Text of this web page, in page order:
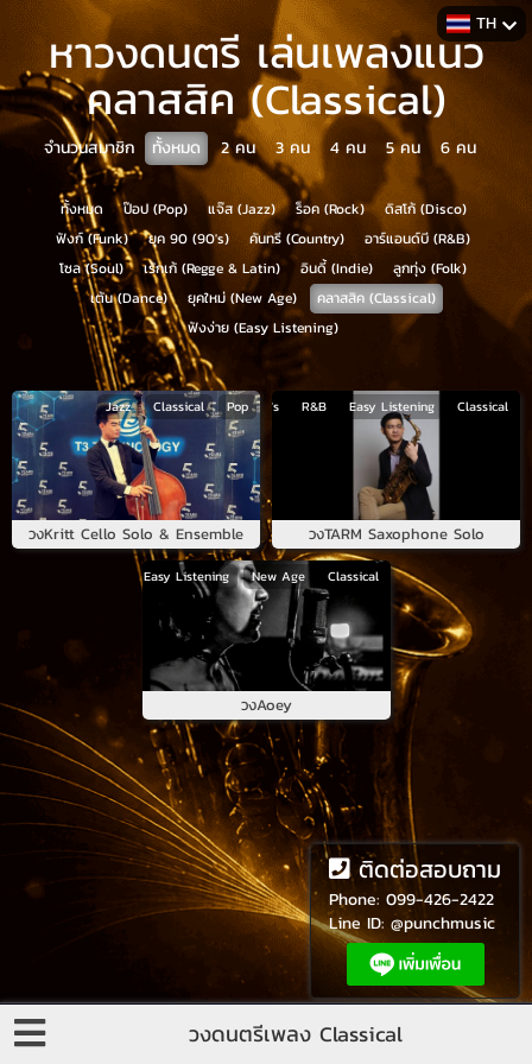
TH
หาวงดนตรี เล่นเพลงแนว
คลาสสิค (Classical)
จำนวนสมาชิก ทั้งหมด 2 คน 3 คน 4 คน 5 คน 6 คน
ทั้งหมด ป๊อป (Pop) แจ๊ส (Jazz) ร็อค (Rock)
ดิสโก้ (Disco)
ฟังก์ (Funk)
ยุค 90 (90's) คันทรี (Country)
อาร์แอนด์บี (R&B)
โซล (Soul)
เร้กเก้ (Regge & Latin) อินดี้ (Indie)
ลูกทุ่ง (Folk)
เต้น (Dance)
ยุคใหม่ (New Age)
คลาสสิค (Classical)
ฟังง่าย (Easy Listening)
Jazz Classical Pop
วงKritt Cello Solo & Ensemble
Jazz Pop Disco Funk 90's R&B Easy Listening Classical
วงTARM Saxophone Solo
Easy Listening New Age Classical
วงAoey
ติดต่อสอบถาม
Phone: 099-426-2422
Line ID: @punchmusic
วงดนตรีเพลง Classical